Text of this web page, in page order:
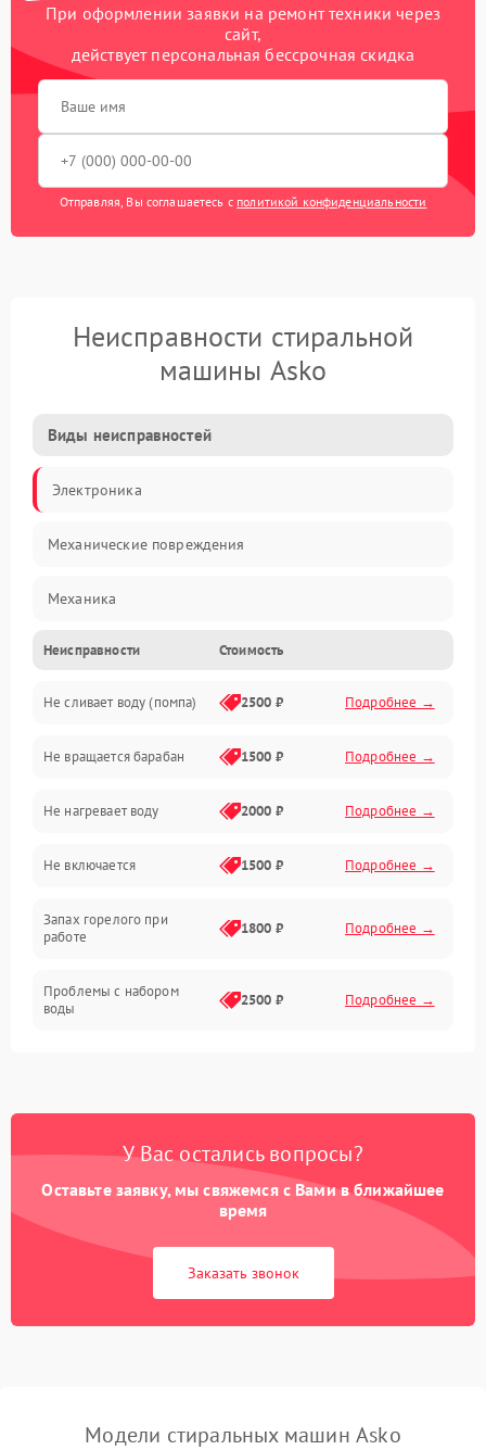
При оформлении заявки на ремонт техники через
сайт,
действует персональная бессрочная скидка
Отправляя, Вы соглашаетесь с политикой конфиденциальности
Неисправности стиральной
машины Asko
Виды неисправностей
Электроника
Механические повреждения
Механика
Электропитание
Водоснабжение
Слив
Программное обеспечение
Неисправности Стоимость
Не сливает воду (помпа) 2500 ₽ Подробнее →
Не вращается барабан 1500 ₽ Подробнее →
Не нагревает воду 2000 ₽ Подробнее →
Не включается 1500 ₽ Подробнее →
Запах горелого при
работе
1800 ₽ Подробнее →
Проблемы с набором
воды
2500 ₽ Подробнее →
Замена платы управления 2200 ₽ Подробнее →
У Вас остались вопросы?
Оставьте заявку, мы свяжемся с Вами в ближайшее
время
Заказать звонок
Модели стиральных машин Asko